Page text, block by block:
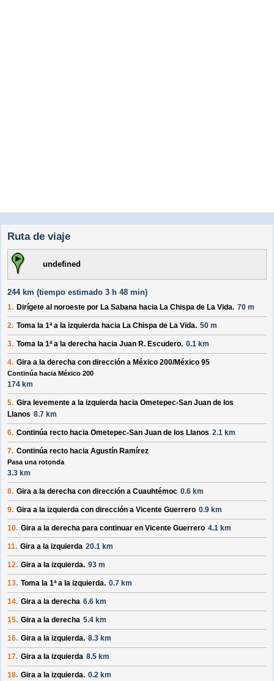
Ruta de viaje
undefined
244 km (tiempo estimado 3 h 48 min)
1. Dirígete al noroeste por La Sabana hacia La Chispa de La Vida. 70 m
2. Toma la 1ª a la izquierda hacia La Chispa de La Vida. 50 m
3. Toma la 1ª a la derecha hacia Juan R. Escudero. 0.1 km
4. Gira a la derecha con dirección a México 200/México 95
Continúa hacia México 200
174 km
5. Gira levemente a la izquierda hacia Ometepec-San Juan de los
Llanos 8.7 km
6. Continúa recto hacia Ometepec-San Juan de los Llanos 2.1 km
7. Continúa recto hacia Agustín Ramírez
Pasa una rotonda
3.3 km
8. Gira a la derecha con dirección a Cuauhtémoc 0.6 km
9. Gira a la izquierda con dirección a Vicente Guerrero 0.9 km
10. Gira a la derecha para continuar en Vicente Guerrero 4.1 km
11. Gira a la izquierda 20.1 km
12. Gira a la izquierda. 93 m
13. Toma la 1ª a la izquierda. 0.7 km
14. Gira a la derecha 6.6 km
15. Gira a la derecha 5.4 km
16. Gira a la izquierda. 8.3 km
17. Gira a la izquierda 8.5 km
18. Gira a la izquierda. 0.2 km